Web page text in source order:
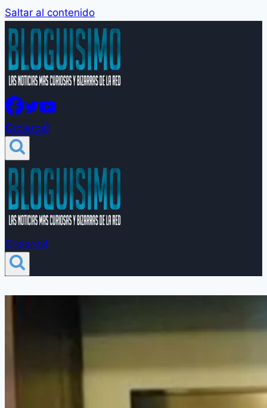
Saltar al contenido
Groleros!
Groleros!